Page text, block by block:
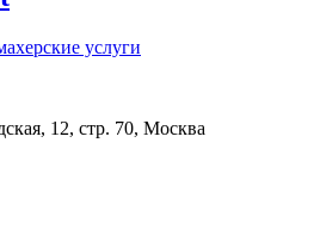
услуги
12, стр. 70, Москва